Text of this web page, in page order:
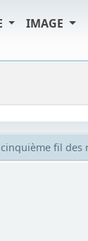
IMAGE
fil des